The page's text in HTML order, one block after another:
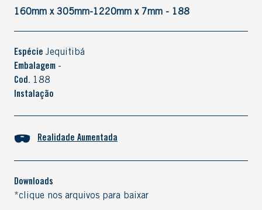
160mm x 305mm-1220mm x 7mm - 188
Espécie Jequitibá
Embalagem -
Cod. 188
Instalação
Realidade Aumentada
Downloads
*clique nos arquivos para baixar